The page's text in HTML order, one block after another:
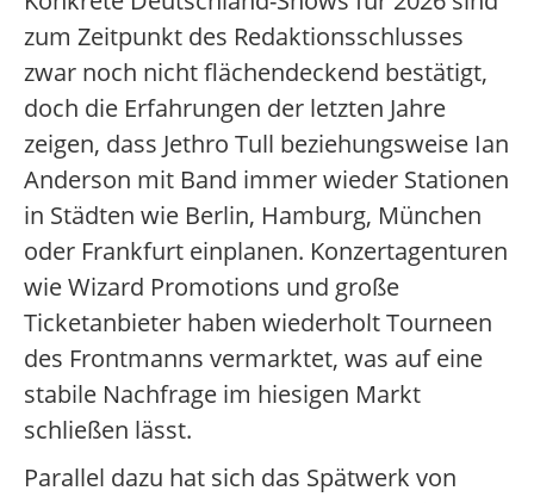
zum Zeitpunkt des Redaktionsschlusses
zwar noch nicht flächendeckend bestätigt,
doch die Erfahrungen der letzten Jahre
zeigen, dass Jethro Tull beziehungsweise Ian
Anderson mit Band immer wieder Stationen
in Städten wie Berlin, Hamburg, München
oder Frankfurt einplanen. Konzertagenturen
wie Wizard Promotions und große
Ticketanbieter haben wiederholt Tourneen
des Frontmanns vermarktet, was auf eine
stabile Nachfrage im hiesigen Markt
schließen lässt.
Parallel dazu hat sich das Spätwerk von